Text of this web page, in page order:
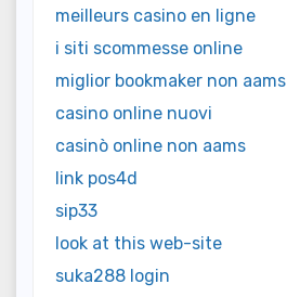
meilleurs casino en ligne
i siti scommesse online
miglior bookmaker non aams
casino online nuovi
casinò online non aams
link pos4d
sip33
look at this web-site
suka288 login